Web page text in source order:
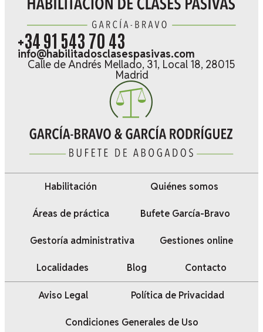
+34 91 543 70 43
info@habilitadosclasespasivas.com
Calle de Andrés Mellado, 31, Local 18, 28015
Madrid
Habilitación Quiénes somos
Áreas de práctica Bufete García-Bravo
Gestoría administrativa Gestiones online
Localidades Blog Contacto
Aviso Legal Política de Privacidad
Condiciones Generales de Uso